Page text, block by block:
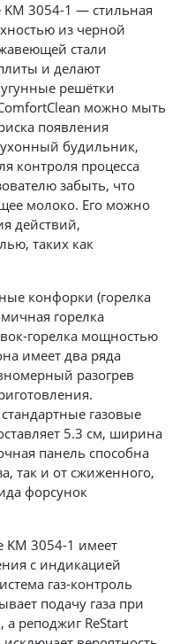
KM 3054-1 — стильная
из черной
стали
и делают
решётки
можно мыть
появления
будильник,
контроля процесса
забыть, что
молоко. Его можно
действий,
таких как
конфорки (горелка
горелка
горелка мощностью
имеет два ряда
разогрев
газовые
5.3 см, ширина
панель способна
так и от сжиженного,
форсунок
KM 3054-1 имеет
с индикацией
газ-контроль
подачу газа при
реподжиг ReStart